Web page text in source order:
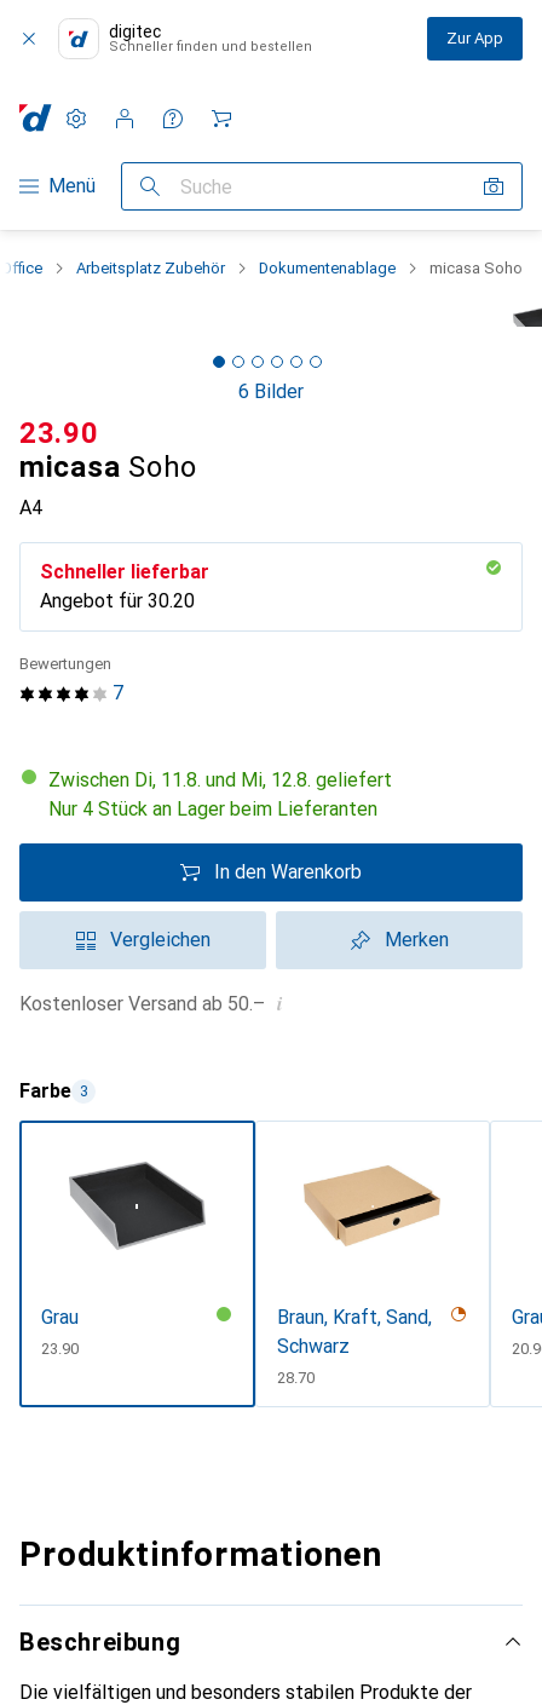
digitec
Schneller finden und bestellen Zur App
Navigation nach Kategorien
Menü Suche
Einstellungen
Kundenkonto
Vergleichslisten
Merklisten
Warenkorb
Arbeitsplatz Zubehör Dokumentenablage micasa Soho
6 Bilder
micasa Soho
A4
CHF
23.90
Schneller lieferbar
Angebot für CHF
30.20
7
Bewertungen
Zwischen Di, 11.8. und Mi, 12.8. geliefert
Nur 4 Stück an Lager beim Lieferanten
In den Warenkorb
Vergleichen Merken
Kostenloser Versand ab 50.– i
Farbe 3
Grau
CHF
23.90
Braun, Kraft, Sand,
Schwarz
CHF
28.70
CHF
Produktinformationen
Beschreibung
Die vielfältigen und besonders stabilen Produkte der